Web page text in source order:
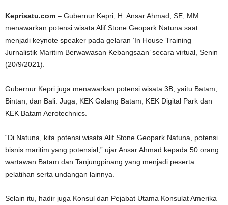
Keprisatu.com – Gubernur Kepri, H. Ansar Ahmad, SE, MM
menawarkan potensi wisata Alif Stone Geopark Natuna saat
menjadi keynote speaker pada gelaran ‘In House Training
Jurnalistik Maritim Berwawasan Kebangsaan’ secara virtual, Senin
(20/9/2021).
Gubernur Kepri juga menawarkan potensi wisata 3B, yaitu Batam,
Bintan, dan Bali. Juga, KEK Galang Batam, KEK Digital Park dan
KEK Batam Aerotechnics.
“Di Natuna, kita potensi wisata Alif Stone Geopark Natuna, potensi
bisnis maritim yang potensial,” ujar Ansar Ahmad kepada 50 orang
wartawan Batam dan Tanjungpinang yang menjadi peserta
pelatihan serta undangan lainnya.
Selain itu, hadir juga Konsul dan Pejabat Utama Konsulat Amerika